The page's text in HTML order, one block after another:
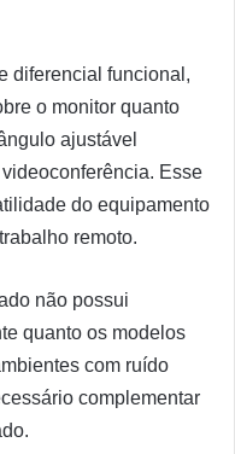
diferencial funcional,
o monitor quanto
ajustável
Esse
do equipamento
remoto.
não possui
quanto os modelos
com ruído
complementar